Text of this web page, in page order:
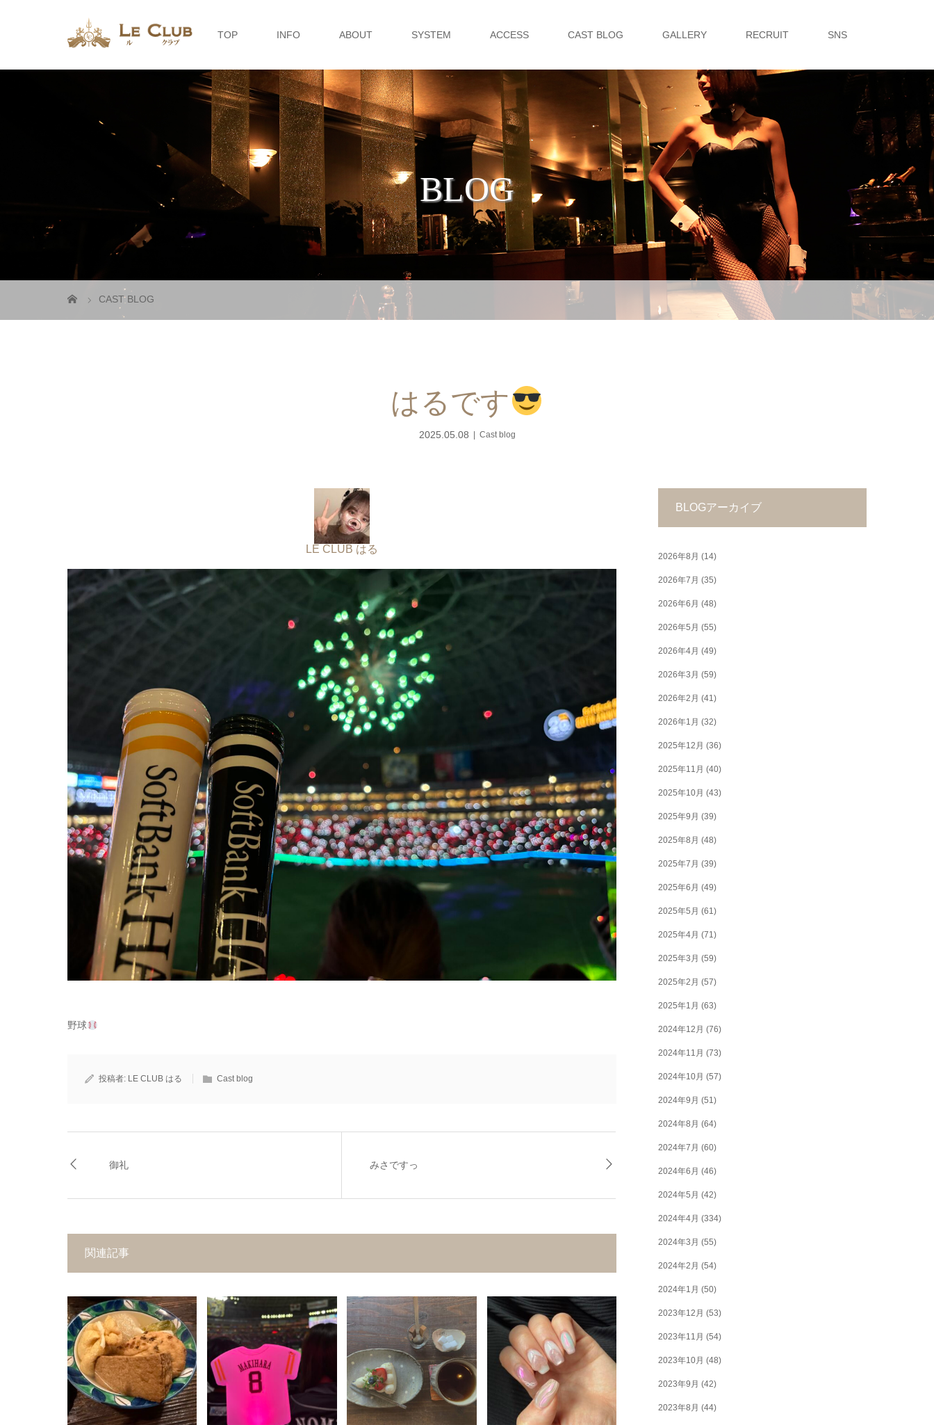
TOP INFO ABOUT SYSTEM ACCESS CAST BLOG GALLERY RECRUIT SNS
BLOG
CAST BLOG
はるです
2025.05.08 Cast blog
LE CLUB はる
野球
投稿者: LE CLUB はる Cast blog
御礼 みさですっ
関連記事
BLOGアーカイブ
2026年8月 (14)
2026年7月 (35)
2026年6月 (48)
2026年5月 (55)
2026年4月 (49)
2026年3月 (59)
2026年2月 (41)
2026年1月 (32)
2025年12月 (36)
2025年11月 (40)
2025年10月 (43)
2025年9月 (39)
2025年8月 (48)
2025年7月 (39)
2025年6月 (49)
2025年5月 (61)
2025年4月 (71)
2025年3月 (59)
2025年2月 (57)
2025年1月 (63)
2024年12月 (76)
2024年11月 (73)
2024年10月 (57)
2024年9月 (51)
2024年8月 (64)
2024年7月 (60)
2024年6月 (46)
2024年5月 (42)
2024年4月 (334)
2024年3月 (55)
2024年2月 (54)
2024年1月 (50)
2023年12月 (53)
2023年11月 (54)
2023年10月 (48)
2023年9月 (42)
2023年8月 (44)